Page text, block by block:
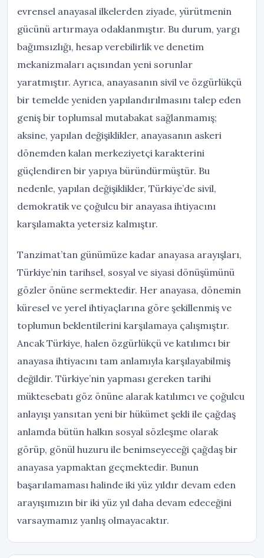
evrensel anayasal ilkelerden ziyade, yürütmenin
gücünü artırmaya odaklanmıştır. Bu durum, yargı
bağımsızlığı, hesap verebilirlik ve denetim
mekanizmaları açısından yeni sorunlar
yaratmıştır. Ayrıca, anayasanın sivil ve özgürlükçü
bir temelde yeniden yapılandırılmasını talep eden
geniş bir toplumsal mutabakat sağlanmamış;
aksine, yapılan değişiklikler, anayasanın askeri
dönemden kalan merkeziyetçi karakterini
güçlendiren bir yapıya büründürmüştür. Bu
nedenle, yapılan değişiklikler, Türkiye’de sivil,
demokratik ve çoğulcu bir anayasa ihtiyacını
karşılamakta yetersiz kalmıştır.
Tanzimat’tan günümüze kadar anayasa arayışları,
Türkiye’nin tarihsel, sosyal ve siyasi dönüşümünü
gözler önüne sermektedir. Her anayasa, dönemin
küresel ve yerel ihtiyaçlarına göre şekillenmiş ve
toplumun beklentilerini karşılamaya çalışmıştır.
Ancak Türkiye, halen özgürlükçü ve katılımcı bir
anayasa ihtiyacını tam anlamıyla karşılayabilmiş
değildir. Türkiye’nin yapması gereken tarihi
müktesebatı göz önüne alarak katılımcı ve çoğulcu
anlayışı yansıtan yeni bir hükümet şekli ile çağdaş
anlamda bütün halkın sosyal sözleşme olarak
görüp, gönül huzuru ile benimseyeceği çağdaş bir
anayasa yapmaktan geçmektedir. Bunun
başarılamaması halinde iki yüz yıldır devam eden
arayışımızın bir iki yüz yıl daha devam edeceğini
varsaymamız yanlış olmayacaktır.